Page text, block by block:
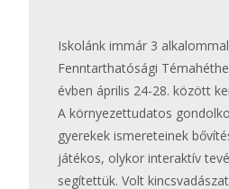
Iskolánk immár 3
Fenntarthatósági
évben április 24-28. között
A környezettudatos
gyerekek ismereteinek
játékos, olykor interaktív
segítettük. Volt